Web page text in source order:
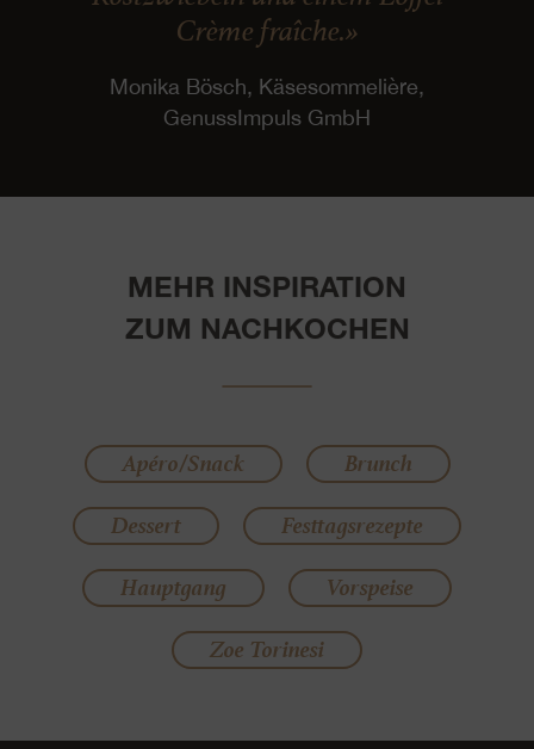
Crème fraîche.»
Monika Bösch, Käsesommelière,
GenussImpuls GmbH
MEHR INSPIRATION
ZUM NACHKOCHEN
Apéro/Snack
Brunch
Dessert
Festtagsrezepte
Hauptgang
Vorspeise
Zoe Torinesi